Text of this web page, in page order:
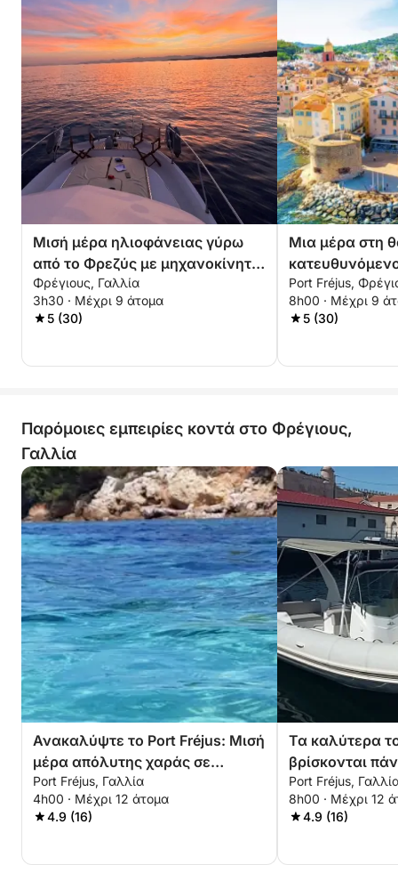
Μισή μέρα ηλιοφάνειας γύρω
από το Φρεζύς με μηχανοκίνητο
σκάφος
Φρέγιους, Γαλλία
3h30 · Μέχρι 9 άτομα
5 (30)
Μια μέρα στη
του Σεν Τροπέ
Port Fréjus,
8h00 · Μέχρι 9
5 (30)
Παρόμοιες εμπειρίες κοντά στο Φρέγιους,
Γαλλία
Ανακαλύψτε το Port Fréjus: Μισή
μέρα απόλυτης χαράς σε
μηχανοκίνητο σκάφος
Port Fréjus, Γαλλία
4h00 · Μέχρι 12 άτομα
4.9 (16)
Τα καλύτερα
βρίσκονται
ιδιωτική σας
μηχανοκίνητο
Port Fréjus,
8h00 · Μέχρι 12
4.9 (16)